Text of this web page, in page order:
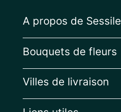
A propos de Sessile
Bouquets de fleurs
Villes de livraison